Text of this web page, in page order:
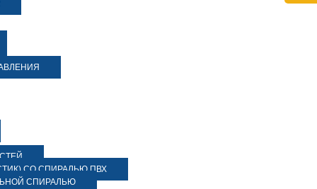
СО СПИРАЛЬЮ ПВХ
СПИРАЛЬЮ